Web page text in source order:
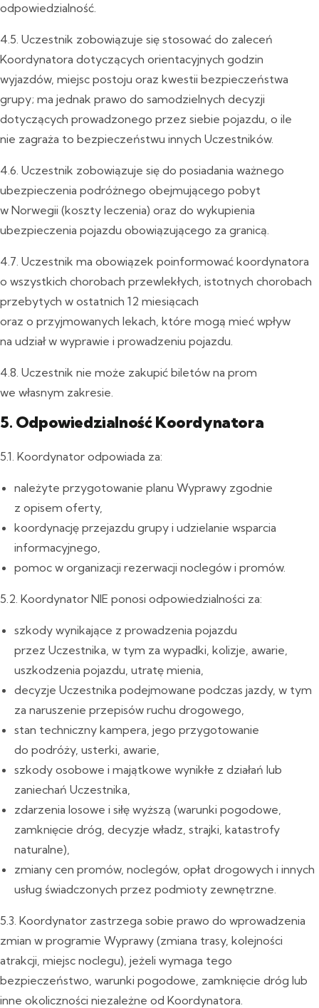
odpowiedzialność.
4.5. Uczestnik zobowiązuje się stosować do zaleceń
Koordynatora dotyczących orientacyjnych godzin
wyjazdów, miejsc postoju oraz kwestii bezpieczeństwa
grupy; ma jednak prawo do samodzielnych decyzji
dotyczących prowadzonego przez siebie pojazdu, o ile
nie zagraża to bezpieczeństwu innych Uczestników.
4.6. Uczestnik zobowiązuje się do posiadania ważnego
ubezpieczenia podróżnego obejmującego pobyt
w Norwegii (koszty leczenia) oraz do wykupienia
ubezpieczenia pojazdu obowiązującego za granicą.
4.7. Uczestnik ma obowiązek poinformować koordynatora
o wszystkich chorobach przewlekłych, istotnych chorobach
przebytych w ostatnich 12 miesiącach
oraz o przyjmowanych lekach, które mogą mieć wpływ
na udział w wyprawie i prowadzeniu pojazdu.
4.8. Uczestnik nie może zakupić biletów na prom
we własnym zakresie.
5. Odpowiedzialność Koordynatora
5.1. Koordynator odpowiada za:
należyte przygotowanie planu Wyprawy zgodnie
z opisem oferty,
koordynację przejazdu grupy i udzielanie wsparcia
informacyjnego,
pomoc w organizacji rezerwacji noclegów i promów.
5.2. Koordynator NIE ponosi odpowiedzialności za:
szkody wynikające z prowadzenia pojazdu
przez Uczestnika, w tym za wypadki, kolizje, awarie,
uszkodzenia pojazdu, utratę mienia,
decyzje Uczestnika podejmowane podczas jazdy, w tym
za naruszenie przepisów ruchu drogowego,
stan techniczny kampera, jego przygotowanie
do podróży, usterki, awarie,
szkody osobowe i majątkowe wynikłe z działań lub
zaniechań Uczestnika,
zdarzenia losowe i siłę wyższą (warunki pogodowe,
zamknięcie dróg, decyzje władz, strajki, katastrofy
naturalne),
zmiany cen promów, noclegów, opłat drogowych i innych
usług świadczonych przez podmioty zewnętrzne.
5.3. Koordynator zastrzega sobie prawo do wprowadzenia
zmian w programie Wyprawy (zmiana trasy, kolejności
atrakcji, miejsc noclegu), jeżeli wymaga tego
bezpieczeństwo, warunki pogodowe, zamknięcie dróg lub
inne okoliczności niezależne od Koordynatora.